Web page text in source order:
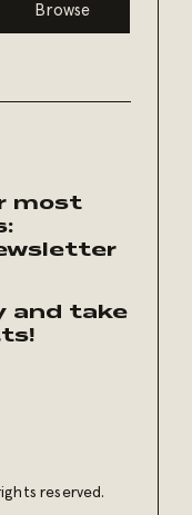
Browse
most
and take
reserved.